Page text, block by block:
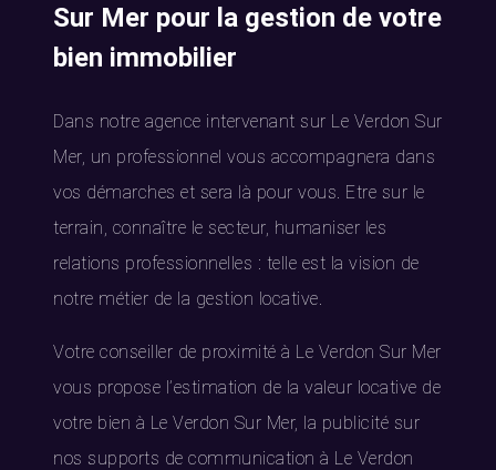
Sur Mer pour la gestion de votre
bien immobilier
Dans notre agence intervenant sur Le Verdon Sur
Mer, un professionnel vous accompagnera dans
vos démarches et sera là pour vous. Etre sur le
terrain, connaître le secteur, humaniser les
relations professionnelles : telle est la vision de
notre métier de la gestion locative.
Votre conseiller de proximité à Le Verdon Sur Mer
vous propose l’estimation de la valeur locative de
votre bien à Le Verdon Sur Mer, la publicité sur
nos supports de communication à Le Verdon